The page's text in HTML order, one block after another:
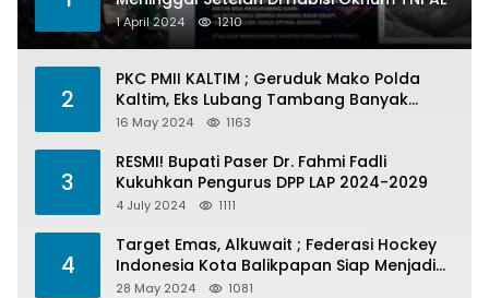
1 April 2024 1210
2
PKC PMII KALTIM ; Geruduk Mako Polda
Kaltim, Eks Lubang Tambang Banyak
Menelan Korban
16 May 2024 1163
3
RESMI! Bupati Paser Dr. Fahmi Fadli
Kukuhkan Pengurus DPP LAP 2024-2029
4 July 2024 1111
4
Target Emas, Alkuwait ; Federasi Hockey
Indonesia Kota Balikpapan Siap Menjadi
Barometer Prestasi Di Kaltim
28 May 2024 1081